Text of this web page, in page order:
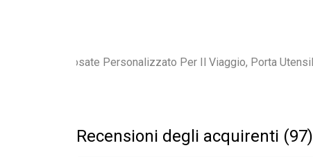
Recensioni degli acquirenti (97)